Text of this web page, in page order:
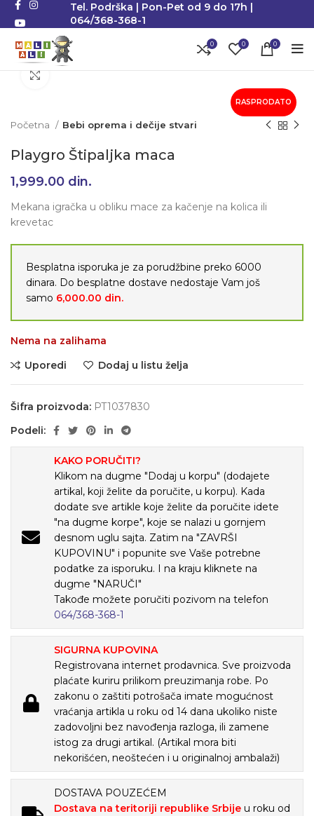
Tel. Podrška | Pon-Pet od 9 do 17h |
064/368-368-1
0 0 0
RASPRODATO
Početna Bebi oprema i dečije stvari
Playgro Štipaljka maca
1,999.00 din.
Mekana igračka u obliku mace za kačenje na kolica ili
krevetac
Besplatna isporuka je za porudžbine preko 6000
dinara. Do besplatne dostave nedostaje Vam još
samo 6,000.00 din.
Nema na zalihama
Uporedi
Dodaj u listu želja
Šifra proizvoda: PT1037830
Podeli:
KAKO PORUČITI?
Klikom na dugme "Dodaj u korpu" (dodajete
artikal, koji želite da poručite, u korpu). Kada
dodate sve artikle koje želite da poručite idete
"na dugme korpe", koje se nalazi u gornjem
desnom uglu sajta. Zatim na "ZAVRŠI
KUPOVINU" i popunite sve Vaše potrebne
podatke za isporuku. I na kraju kliknete na
dugme "NARUČI"
Takođe možete poručiti pozivom na telefon
064/368-368-1
SIGURNA KUPOVINA
Registrovana internet prodavnica. Sve proizvoda
plaćate kuriru prilikom preuzimanja robe. Po
zakonu o zaštiti potrošača imate mogućnost
vraćanja artikla u roku od 14 dana ukoliko niste
zadovoljni bez navođenja razloga, ili zamene
istog za drugi artikal. (Artikal mora biti
nekorišćen, neoštećen i u originalnoj ambalaži)
DOSTAVA POUZEĆEM
Dostava na teritoriji republike Srbije u roku od